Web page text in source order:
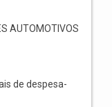
AUTOMOTIVOS
de despesa-